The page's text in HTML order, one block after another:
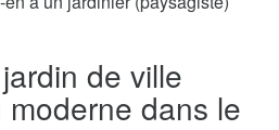
de ville
dans le